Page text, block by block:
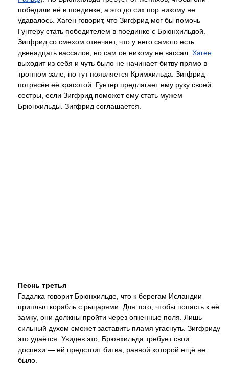
победили её в поединке, а это до сих пор никому не
удавалось. Хаген говорит, что Зигфрид мог бы помочь
Гунтеру стать победителем в поединке с Брюнхильдой.
Зигфрид со смехом отвечает, что у него самого есть
двенадцать вассалов, но сам он никому не вассал. Хаген
выходит из себя и чуть было не начинает битву прямо в
тронном зале, но тут появляется Кримхильда. Зигфрид
потрясён её красотой. Гунтер предлагает ему руку своей
сестры, если Зигфрид поможет ему стать мужем
Брюнхильды. Зигфрид соглашается.
Песнь третья
Гадалка говорит Брюнхильде, что к берегам Исландии
приплыл корабль с рыцарями. Для того, чтобы попасть к её
замку, они должны пройти через огненные поля. Лишь
сильный духом сможет заставить пламя угаснуть. Зигфриду
это удаётся. Увидев это, Брюнхильда требует свои
доспехи — ей предстоит битва, равной которой ещё не
было.